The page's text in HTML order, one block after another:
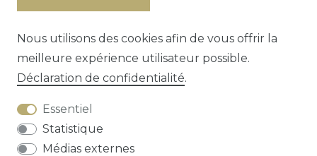
Nous utilisons des cookies afin de vous offrir la
meilleure expérience utilisateur possible.
Déclaration de confidentialité.
Essentiel
Statistique
Médias externes